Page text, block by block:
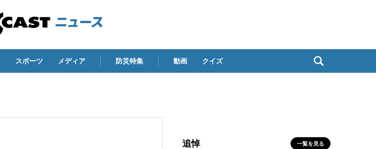
スポーツ メディア 防災特集 動画 クイズ
追悼 一覧を見る